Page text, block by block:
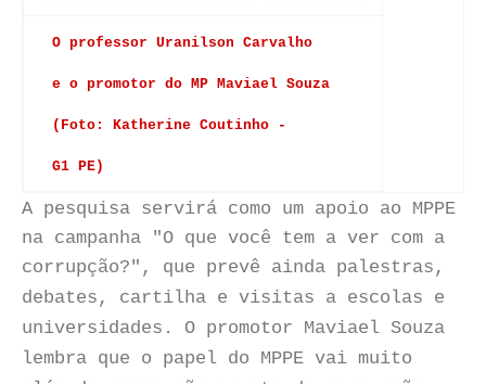
O professor Uranilson Carvalho
e o promotor do MP Maviael Souza
(Foto: Katherine Coutinho -
G1 PE)
A pesquisa servirá como um apoio ao MPPE
na campanha "O que você tem a ver com a
corrupção?", que prevê ainda palestras,
debates, cartilha e visitas a escolas e
universidades. O promotor Maviael Souza
lembra que o papel do MPPE vai muito